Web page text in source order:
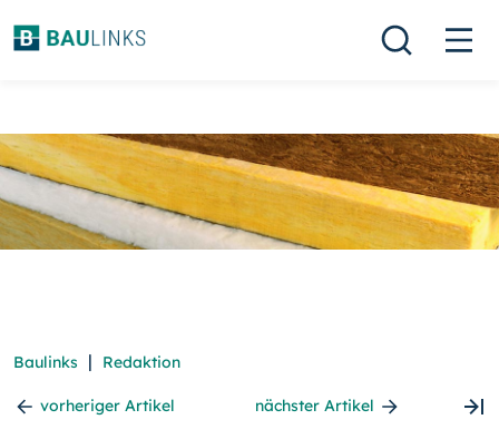
Baulinks | Redaktion
vorheriger Artikel nächster Artikel